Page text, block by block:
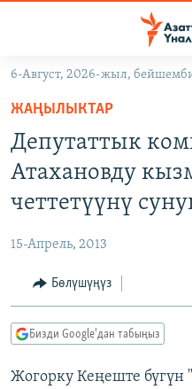
Навигацияга
өтүңүз
Издөөгө
салыңызКЫРГЫЗСТАН
МАДАНИЯТ
ДҮЙНӨ
ТВ ПРОГРАММАЛАР
БҮГҮН АЗАТТЫКТА
ДАНИСТЕ
ПОДКАСТ
6-Август, 2026-жыл,
ЖАҢЫЛЫКТАР
Депутаттык
Атахановду
четтетүүнү
15-Апрель, 2013
Бөлүшүңүз
Бизди Google'дан табыңыз
Жогорку Кеңеште